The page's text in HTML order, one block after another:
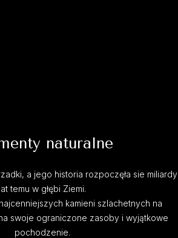
naturalne
a jego historia rozpoczęła sie miliardy
lat temu w głębi Ziemi.
kamieni szlachetnych na
swoje ograniczone zasoby i wyjątkowe
pochodzenie.